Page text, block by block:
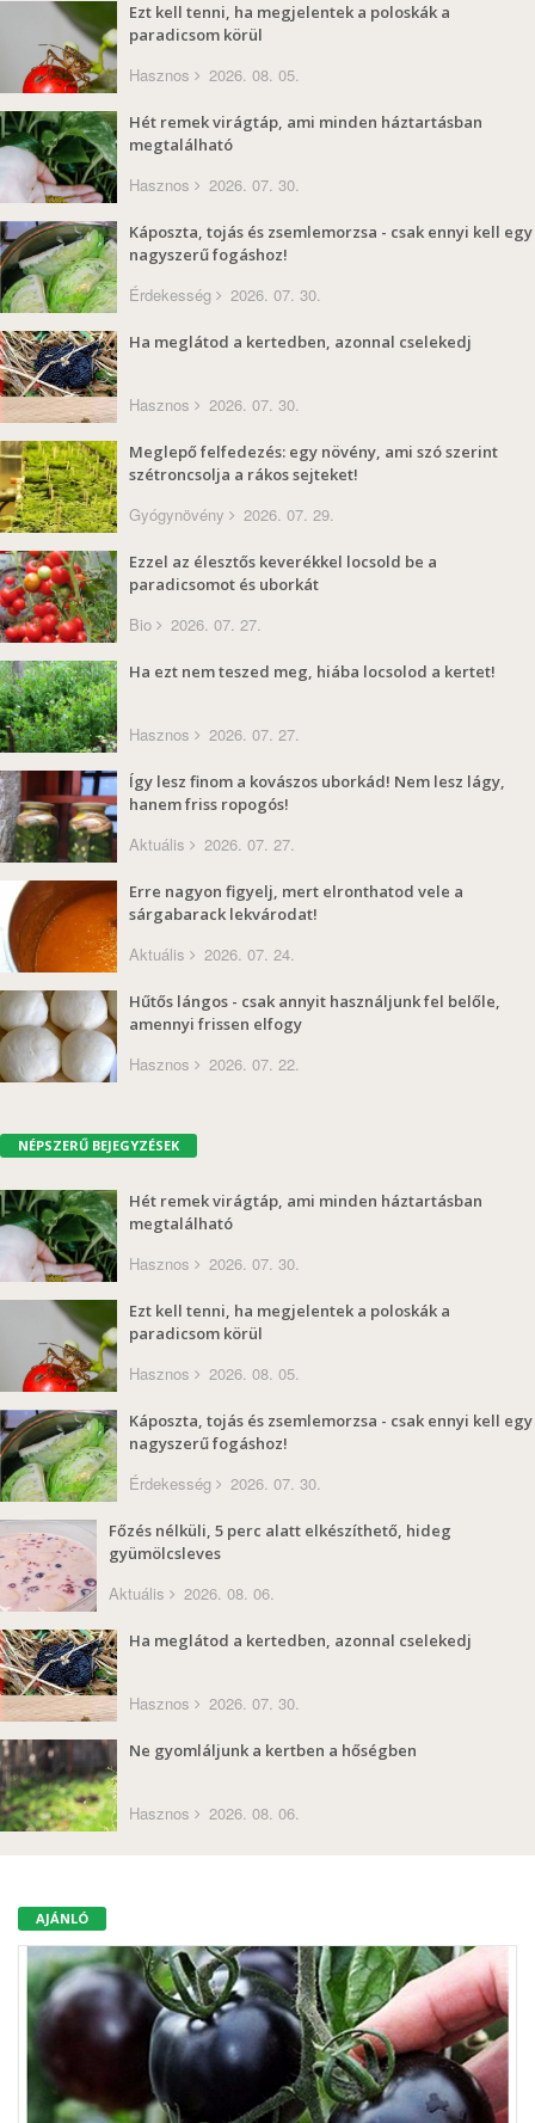
Ezt kell tenni, ha megjelentek a poloskák a
paradicsom körül
Hasznos 2026. 08. 05.
Hét remek virágtáp, ami minden háztartásban
megtalálható
Hasznos 2026. 07. 30.
Káposzta, tojás és zsemlemorzsa - csak ennyi kell egy
nagyszerű fogáshoz!
Érdekesség 2026. 07. 30.
Ha meglátod a kertedben, azonnal cselekedj
Hasznos 2026. 07. 30.
Meglepő felfedezés: egy növény, ami szó szerint
szétroncsolja a rákos sejteket!
Gyógynövény 2026. 07. 29.
Ezzel az élesztős keverékkel locsold be a
paradicsomot és uborkát
Bio 2026. 07. 27.
Ha ezt nem teszed meg, hiába locsolod a kertet!
Hasznos 2026. 07. 27.
Így lesz finom a kovászos uborkád! Nem lesz lágy,
hanem friss ropogós!
Aktuális 2026. 07. 27.
Erre nagyon figyelj, mert elronthatod vele a
sárgabarack lekvárodat!
Aktuális 2026. 07. 24.
Hűtős lángos - csak annyit használjunk fel belőle,
amennyi frissen elfogy
Hasznos 2026. 07. 22.
NÉPSZERŰ BEJEGYZÉSEK
Hét remek virágtáp, ami minden háztartásban
megtalálható
Hasznos 2026. 07. 30.
Ezt kell tenni, ha megjelentek a poloskák a
paradicsom körül
Hasznos 2026. 08. 05.
Káposzta, tojás és zsemlemorzsa - csak ennyi kell egy
nagyszerű fogáshoz!
Érdekesség 2026. 07. 30.
Főzés nélküli, 5 perc alatt elkészíthető, hideg
gyümölcsleves
Aktuális 2026. 08. 06.
Ha meglátod a kertedben, azonnal cselekedj
Hasznos 2026. 07. 30.
Ne gyomláljunk a kertben a hőségben
Hasznos 2026. 08. 06.
AJÁNLÓ